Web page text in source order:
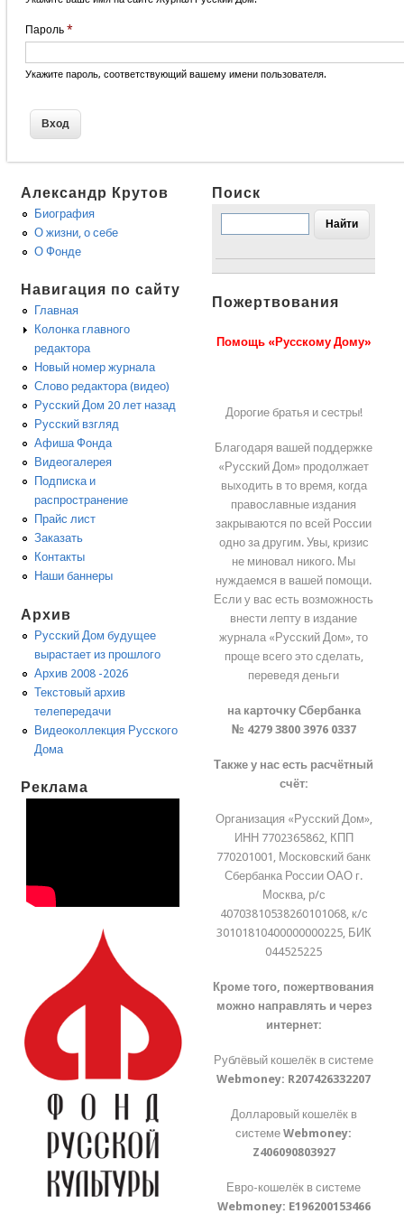
Пароль *
Укажите пароль, соответствующий вашему имени пользователя.
Александр Крутов
Биография
О жизни, о себе
О Фонде
Навигация по сайту
Главная
Колонка главного
редактора
Новый номер журнала
Слово редактора (видео)
Русский Дом 20 лет назад
Русский взгляд
Афиша Фонда
Видеогалерея
Подписка и
распространение
Прайс лист
Заказать
Контакты
Наши баннеры
Архив
Русский Дом будущее
вырастает из прошлого
Архив 2008 -2026
Текстовый архив
телепередачи
Видеоколлекция Русского
Дома
Реклама
Поиск
Пожертвования
Помощь «Русскому Дому»
Дорогие братья и сестры!
Благодаря вашей поддержке
«Русский Дом» продолжает
выходить в то время, когда
православные издания
закрываются по всей России
одно за другим. Увы, кризис
не миновал никого. Мы
нуждаемся в вашей помощи.
Если у вас есть возможность
внести лепту в издание
журнала «Русский Дом», то
проще всего это сделать,
переведя деньги
на карточку Сбербанка
№ 4279 3800 3976 0337
Также у нас есть расчётный
счёт:
Организация «Русский Дом»,
ИНН 7702365862, КПП
770201001, Московский банк
Сбербанка России ОАО г.
Москва, р/с
40703810538260101068, к/с
30101810400000000225, БИК
044525225
Кроме того, пожертвования
можно направлять и через
интернет:
Рублёвый кошелёк в системе
Webmoney: R207426332207
Долларовый кошелёк в
системеWebmoney:
Z406090803927
Евро-кошелёк в системе
Webmoney: E196200153466